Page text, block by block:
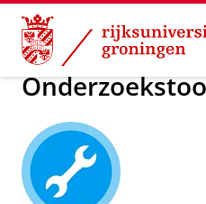
Skip
Content
Skip
Navigation
Onderzoek Tijdens je